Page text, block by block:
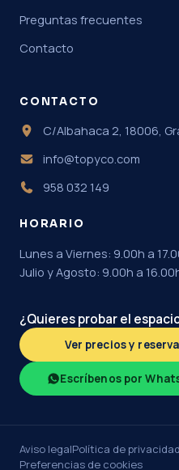
Preguntas frecuentes
Contacto
CONTACTO
C/Albahaca 2, 18006,
info@topyco.com
958 032 149
HORARIO
Lunes a Viernes: 9.00h a
Julio y Agosto: 9.00h a
¿Quieres probar el
Ver precios y
Escríbenos por
Aviso legalPolítica de privacidad
Preferencias de cookies